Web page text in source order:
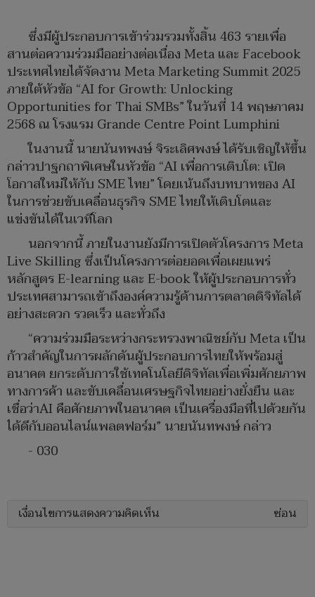
ซึ่งมีผู้ประกอบการเข้าร่วมรวมทั้งสิ้น 463 รายเพื่อ
สานต่อความร่วมมืออย่างต่อเนื่อง Meta และ Facebook
ประเทศไทยได้จัดงาน Meta Marketing Summit 2025
ภายใต้หัวข้อ “AI for Growth: Unlocking
Opportunities for Thai SMBs” ในวันที่ 14 พฤษภาคม
2568 ณ โรงแรม Grande Centre Point Lumphini
ในงานนี้ นายนันทพงษ์ จิระเลิศพงษ์ ได้รับเชิญให้ขึ้น
กล่าวปาฐกถาพิเศษในหัวข้อ “AI เพื่อการเติบโต: เปิด
โอกาสใหม่ให้กับ SME ไทย” โดยเน้นถึงบทบาทของ AI
ในการช่วยขับเคลื่อนธุรกิจ SME ไทยให้เติบโตและ
แข่งขันได้ในเวทีโลก
นอกจากนี้ ภายในงานยังมีการเปิดตัวโครงการ Meta
Live Skilling ซึ่งเป็นโครงการต่อยอดเพื่อเผยแพร่
หลักสูตร E-learning และ E-book ให้ผู้ประกอบการทั่ว
ประเทศสามารถเข้าถึงองค์ความรู้ด้านการตลาดดิจิทัลได้
อย่างสะดวก รวดเร็ว และทั่วถึง
“ความร่วมมือระหว่างกระทรวงพาณิชย์กับ Meta เป็น
ก้าวสำคัญในการผลักดันผู้ประกอบการไทยให้พร้อมสู่
อนาคต ยกระดับการใช้เทคโนโลยีดิจิทัลเพื่อเพิ่มศักยภาพ
ทางการค้า และขับเคลื่อนเศรษฐกิจไทยอย่างยั่งยืน และ
เชื่อว่าAI คือศักยภาพในอนาคต เป็นเครื่องมือที่ไปด้วยกัน
ได้ดีกับออนไลน์แพลตฟอร์ม” นายนันทพงษ์ กล่าว
- 030
เงื่อนไขการแสดงความคิดเห็น ซ่อน